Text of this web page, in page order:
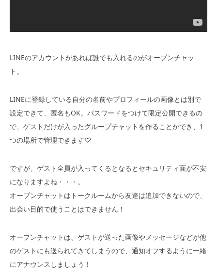
LINEのアカウントがあれば誰でも入れるのがオープンチャッ
ト。
LINEに登録している自分の名前やプロフィールの画像とは別で
設定できて、匿名もOK。パスワードをつけて限定公開できるの
で、ゲストだけが入ったグループチャットを作ることができ、1
つの場所で管理できます♡
ですが、ゲスト全員が入ってくるとなるとセキュリティ面が不安
になりますよね・・・。
オープンチャットはトークルームから友達は追加できないので、
出会い目的で使うことはできません！
オープンチャットは、ゲストが送った画像やメッセージなどが他
のゲストにも送られてきてしまうので、通知オフするように一緒
にアナウンスしましょう！